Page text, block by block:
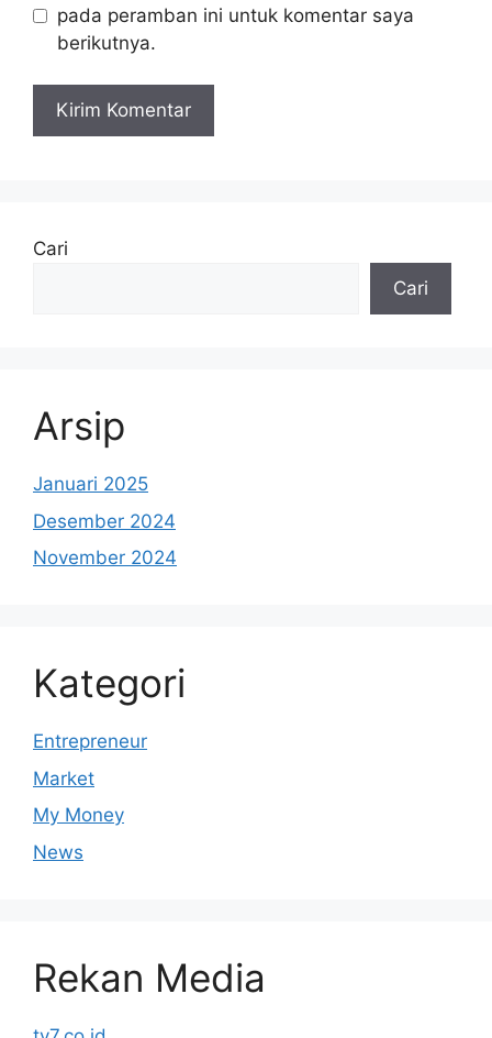
pada peramban ini untuk komentar saya
berikutnya.
Cari
Cari
Arsip
Januari 2025
Desember 2024
November 2024
Kategori
Entrepreneur
Market
My Money
News
Rekan Media